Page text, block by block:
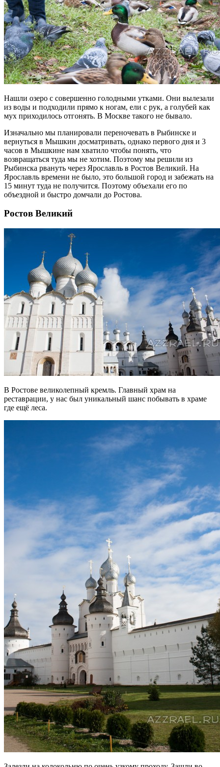
Нашли озеро с совершенно голодными утками. Они вылезали
из воды и подходили прямо к ногам, ели с рук, а голубей как
мух приходилось отгонять. В Москве такого не бывало.
Изначально мы планировали переночевать в Рыбинске и
вернуться в Мышкин досматривать, однако первого дня и 3
часов в Мышкине нам хватило чтобы понять, что
возвращаться туда мы не хотим. Поэтому мы решили из
Рыбинска рвануть через Ярославль в Ростов Великий. На
Ярославль времени не было, это большой город и забежать на
15 минут туда не получится. Поэтому объехали его по
объездной и быстро домчали до Ростова.
Ростов Великий
В Ростове великолепный кремль. Главный храм на
реставрации, у нас был уникальный шанс побывать в храме
где ещё леса.